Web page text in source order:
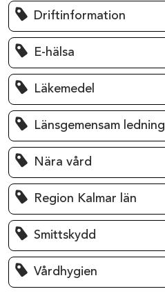
Driftinformation
E-hälsa
Läkemedel
Länsgemensam ledning
Nära vård
Region Kalmar län
Smittskydd
Vårdhygien